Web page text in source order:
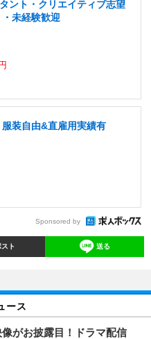
ント・クリエイティブ志望
未経験歓迎
装自由&直雇用実績有
Sponsored by
スト 送る
ース
がお披露目！ドラマ配信